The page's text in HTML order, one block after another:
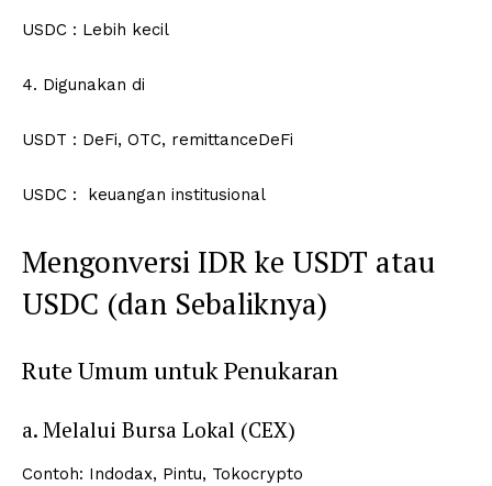
USDC : Lebih kecil
4. Digunakan di
USDT : DeFi, OTC, remittanceDeFi
USDC : keuangan institusional
Mengonversi IDR ke USDT atau
USDC (dan Sebaliknya)
Rute Umum untuk Penukaran
a. Melalui Bursa Lokal (CEX)
Contoh: Indodax, Pintu, Tokocrypto